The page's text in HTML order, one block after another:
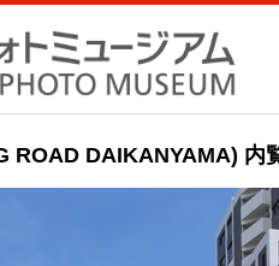
ROAD DAIKANYAMA) 内